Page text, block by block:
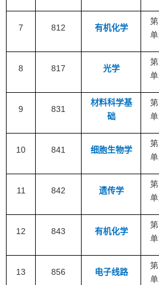
7 812 有机化学
8 817 光学
9 831
材料科学基
础
10 841 细胞生物学
11 842 遗传学
12 843 有机化学
13 856 电子线路